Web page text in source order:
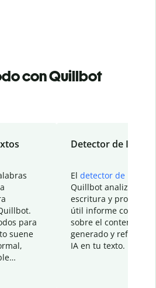
con Quillbot
para
suene
Detector de IA
El detector de IA
Quillbot analiza tu
escritura y
útil informe con
sobre el contenido
generado y refinado
IA en tu texto.